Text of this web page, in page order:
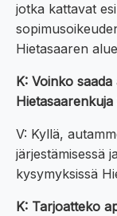
jotka kattavat
Hietasaaren
K: Voinko
Hietasaarenkuja
V: Kyllä,
järjestämisessä
kysymyksissä
K: Tarjoatteko